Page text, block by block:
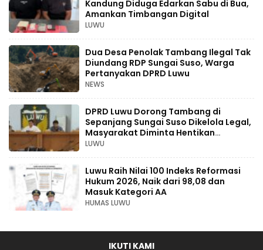
Kandung Diduga Edarkan Sabu di Bua,
Amankan Timbangan Digital
LUWU
Dua Desa Penolak Tambang Ilegal Tak
Diundang RDP Sungai Suso, Warga
Pertanyakan DPRD Luwu
NEWS
DPRD Luwu Dorong Tambang di
Sepanjang Sungai Suso Dikelola Legal,
Masyarakat Diminta Hentikan
Aktivitas Ilegal
LUWU
Luwu Raih Nilai 100 Indeks Reformasi
Hukum 2026, Naik dari 98,08 dan
Masuk Kategori AA
HUMAS LUWU
IKUTI KAMI